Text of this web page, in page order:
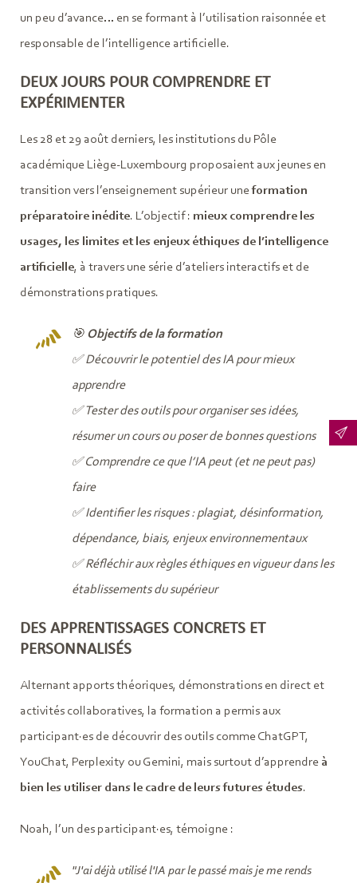
un peu d’avance… en se formant à l’utilisation raisonnée et
responsable de l’intelligence artificielle.
DEUX JOURS POUR COMPRENDRE ET
EXPÉRIMENTER
Les 28 et 29 août derniers, les institutions du Pôle
académique Liège-Luxembourg proposaient aux jeunes en
transition vers l’enseignement supérieur uneformation
préparatoire inédite. L’objectif : mieux comprendre les
usages, les limites et les enjeux éthiques de l’intelligence
artificielle, à travers une série d’ateliers interactifs et de
démonstrations pratiques.
🎯 Objectifs de la formation
✅ Découvrir le potentiel des IA pour mieux
apprendre
✅ Tester des outils pour organiser ses idées,
résumer un cours ou poser de bonnes questions
✅ Comprendre ce que l’IA peut (et ne peut pas)
faire
✅ Identifier les risques : plagiat, désinformation,
dépendance, biais, enjeux environnementaux
✅ Réfléchir aux règles éthiques en vigueur dans les
établissements du supérieur
DES APPRENTISSAGES CONCRETS ET
PERSONNALISÉS
Alternant apports théoriques, démonstrations en direct et
activités collaboratives, la formation a permis aux
participant·es de découvrir des outils comme ChatGPT,
YouChat, Perplexity ou Gemini, mais surtout d’apprendre à
bien les utiliser dans le cadre de leurs futures études.
Noah, l’un des participant·es, témoigne :
"J'ai déjà utilisé l'IA par le passé mais je me rends